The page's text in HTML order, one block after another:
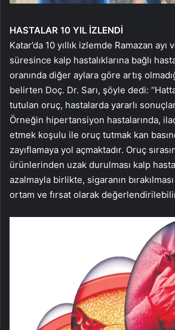
HASTALAR 10 YIL İZLENDİ
Katar’da 10 yıllık izlemde Ramazan ayı
süresince kalp hastalıklarına bağlı
oranında diğer aylara göre artış
belirten Doç. Dr. Sarı, şöyle dedi:
tutulan oruç, hastalarda yararlı
Örneğin hipertansiyon hastalarında,
etmek koşulu ile oruç tutmak kan
zayıflamaya yol açmaktadır. Oruç
ürünlerinden uzak durulması kalp
azalmayla birlikte, sigaranın
ortam ve fırsat olarak